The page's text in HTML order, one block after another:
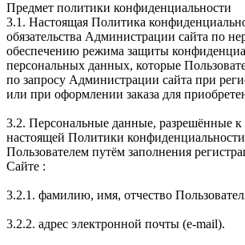
Предмет политики конфиденциальности
3.1. Настоящая Политика
обязательства Администрации сайта по
обеспечению режима защиты
персональных данных, которые
по запросу Администрации сайта при
или при оформлении заказа для
3.2. Персональные данные, разрешённые к
настоящей Политики
Пользователем путём заполнения
Сайте :
3.2.1. фамилию, имя, отчество
3.2.2. адрес электронной почты (e-mail).